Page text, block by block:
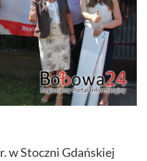
w Stoczni Gdańskiej